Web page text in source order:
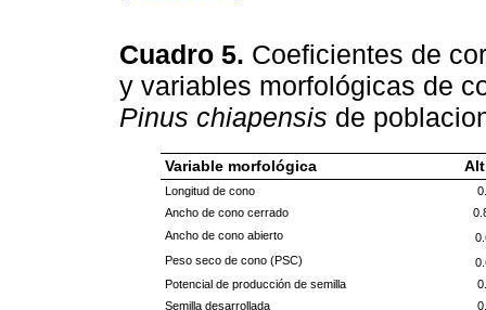
Cuadro 5. Coeficientes de
y variables morfológicas de
Pinus chiapensis de
Variable morfológica
Longitud de cono
Ancho de cono cerrado
Ancho de cono abierto
Peso seco de cono (PSC)
Potencial de producción de semilla
Semilla desarrollada